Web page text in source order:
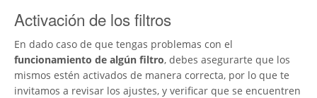
Activación de los filtros
En dado caso de que tengas problemas con el
funcionamiento de algún filtro, debes asegurarte que los
mismos estén activados de manera correcta, por lo que te
invitamos a revisar los ajustes, y verificar que se encuentren